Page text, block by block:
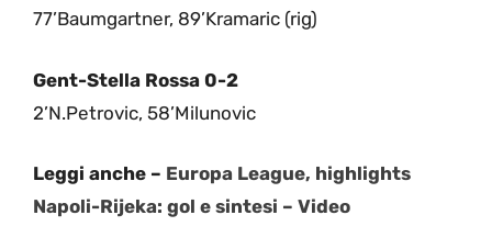
77’Baumgartner, 89’Kramaric (rig)
Gent-Stella Rossa 0-2
2’N.Petrovic, 58’Milunovic
Leggi anche – Europa League, highlights
Napoli-Rijeka: gol e sintesi – Video